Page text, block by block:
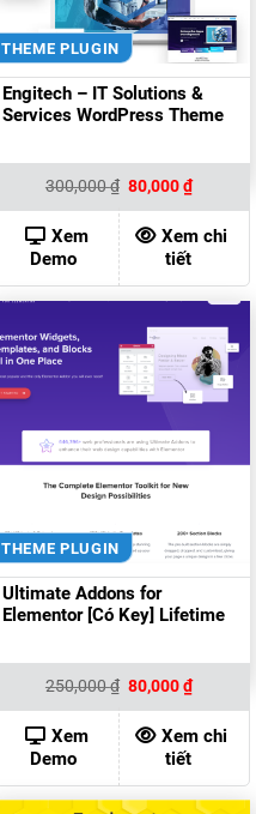
THEME PLUGIN
Engitech – IT Solutions &
Services WordPress Theme
300,000₫ Giá
gốc
là:
300,000 ₫.
80,000₫Giá
hiện
tại
là:
80,000
Xem
Demo
Xem chi
tiết
THEME PLUGIN
Ultimate Addons for
Elementor [Có Key] Lifetime
250,000₫ Giá
gốc
là:
250,000 ₫.
80,000₫Giá
hiện
tại
là:
80,000
Xem
Demo
Xem chi
tiết